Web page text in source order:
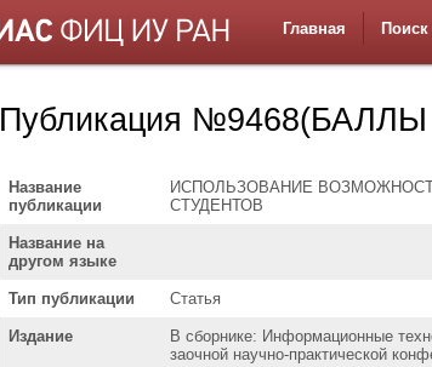
Главная
Публикация №9468(БАЛЛЫ
Название
публикации
ИСПОЛЬЗОВАНИЕ
СТУДЕНТОВ
Название на
другом языке
Тип публикации Статья
Издание
В сборнике: Информационные
заочной научно-практической